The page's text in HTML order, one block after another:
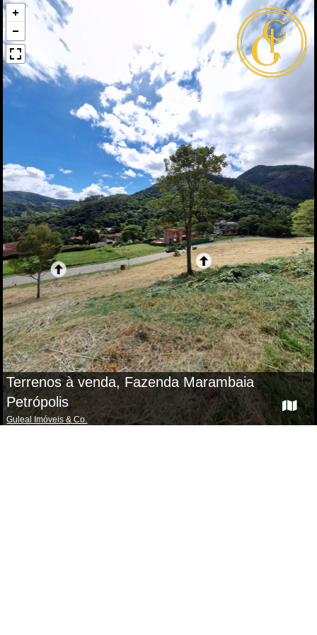
Terrenos à venda, Fazenda Marambaia
Petrópolis
Guleal Imóveis & Co.